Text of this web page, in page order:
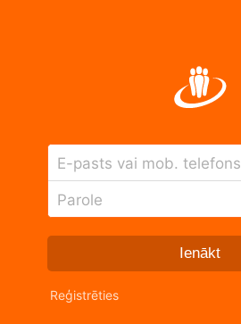
E-pasts vai mob. telefons
Parole
Ienākt
Reģistrēties